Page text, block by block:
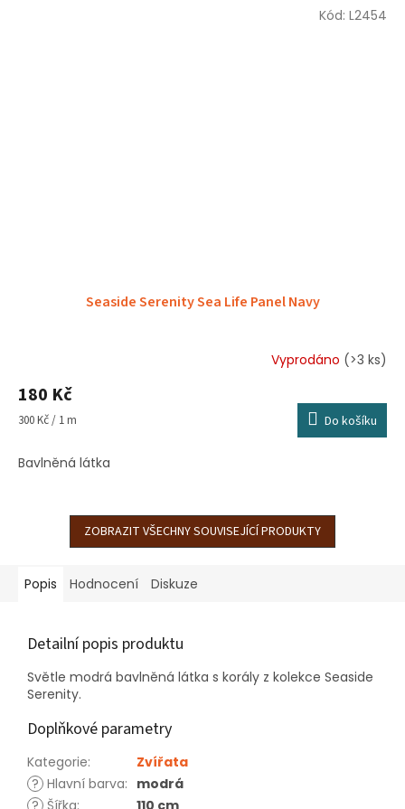
Seaside Serenity Sea Life Panel Navy
Vyprodáno (>3 ks)
180 Kč
Měrná
300 Kč / 1 m Do košíku
Bavlněná látka
Kód: L2454
ZOBRAZIT VŠECHNY SOUVISEJÍCÍ PRODUKTY
Popis Hodnocení Diskuze
Detailní popis produktu
Světle modrá bavlněná látka s korály z kolekce Seaside
Serenity.
Doplňkové parametry
Kategorie:
Zvířata
? Hlavní barva: modrá